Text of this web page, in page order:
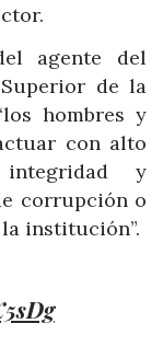
agente del
de la
hombres y
con alto
integridad y
corrupción o
institución”.